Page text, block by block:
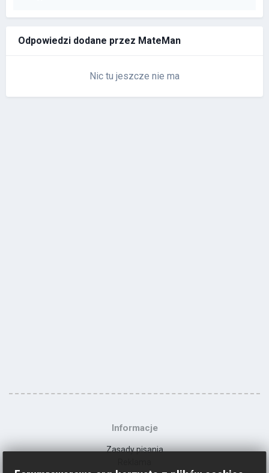
Odpowiedzi dodane przez MateMan
Nic tu jeszcze nie ma
Informacje
Zasady pisania